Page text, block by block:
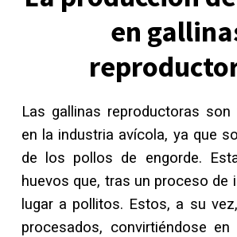
en
Las gallinas reproductoras son
en la industria avícola, ya que
de los pollos de engorde.
huevos que, tras un proceso de
lugar a pollitos. Estos, a su
procesados, convirtiéndose